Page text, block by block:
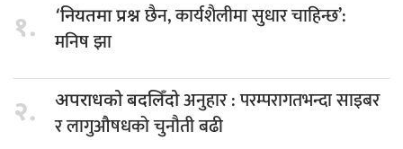
१. ‘नियतमा प्रश्नछैन, कार्यशैलीमा सुधार चाहिन्छ’:
मनिष झा
२. अपराधको बदलिँदोअनुहार : परम्परागतभन्दा साइबर
र लागुऔषधको चुनौती बढी